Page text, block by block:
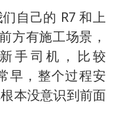
自己的 R7 和上
方有施工场景，
手司机，比较
早，整个过程安
本没意识到前面